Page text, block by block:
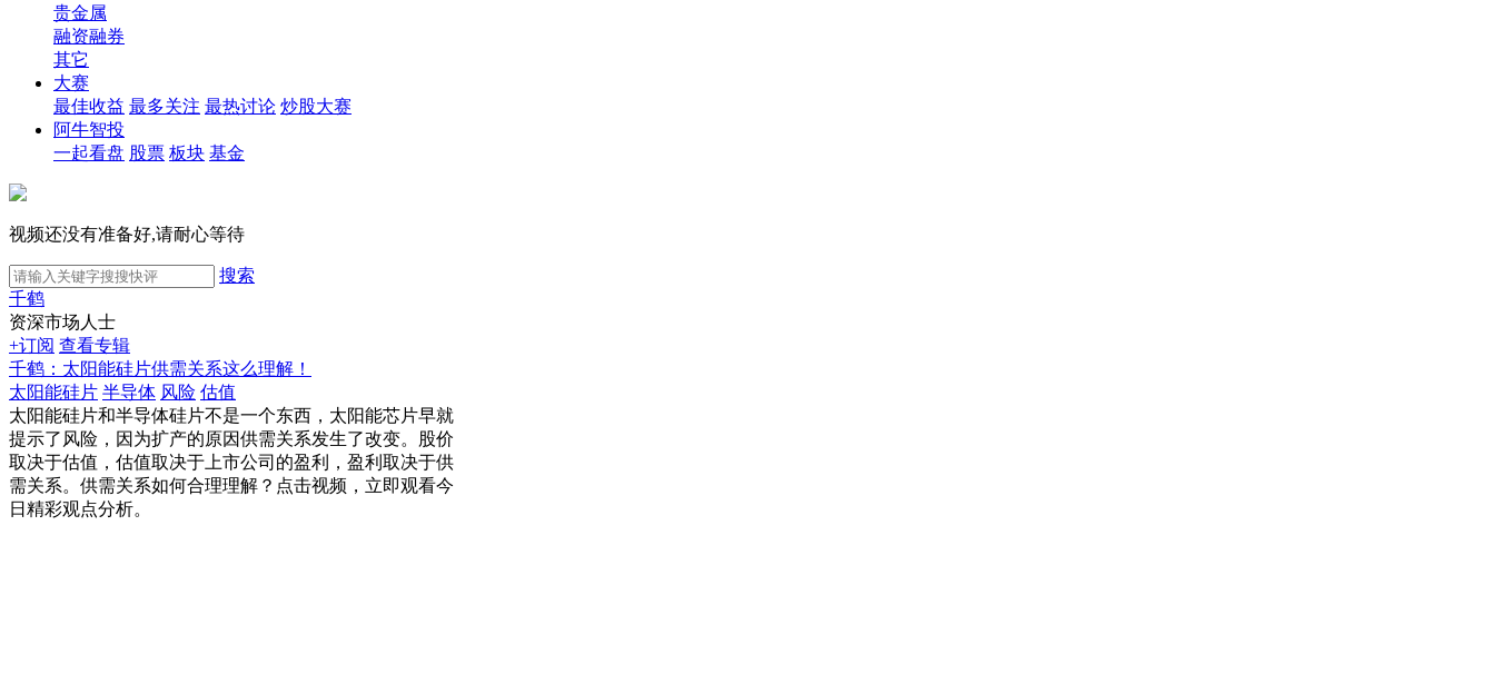
贵金属
融资融券
其它
大赛
最佳收益 最多关注 最热讨论 炒股大赛
阿牛智投
一起看盘 股票 板块 基金
视频还没有准备好,请耐心等待
搜索
千鹤
资深市场人士
+订阅 查看专辑
千鹤：太阳能硅片供需关系这么理解！
太阳能硅片 半导体 风险 估值
太阳能硅片和半导体硅片不是一个东西，太阳能芯片早就
提示了风险，因为扩产的原因供需关系发生了改变。股价
取决于估值，估值取决于上市公司的盈利，盈利取决于供
需关系。供需关系如何合理理解？点击视频，立即观看今
日精彩观点分析。